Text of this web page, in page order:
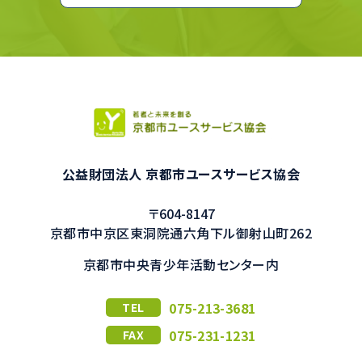
公益財団法人 京都市ユースサービス協会
〒604-8147
京都市中京区東洞院通六角下ル御射山町262
京都市中央青少年活動センター内
TEL 075-213-3681
FAX 075-231-1231